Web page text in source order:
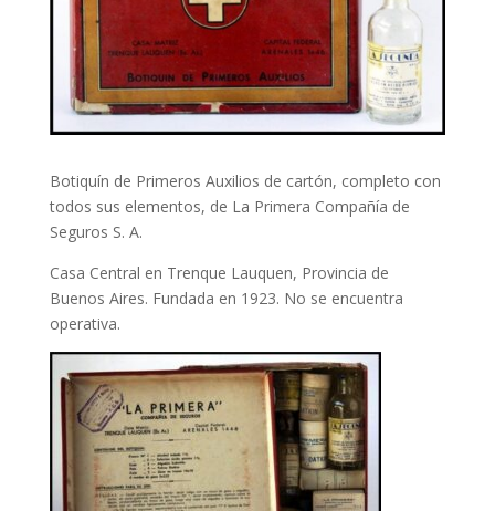
Botiquín de Primeros Auxilios de cartón, completo con
todos sus elementos, de La Primera Compañía de
Seguros S. A.
Casa Central en Trenque Lauquen, Provincia de
Buenos Aires. Fundada en 1923. No se encuentra
operativa.